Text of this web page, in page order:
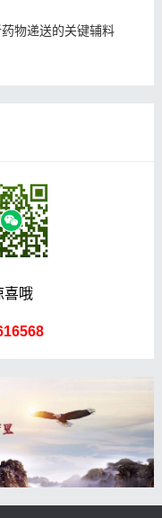
物递送的关键辅料
喜哦